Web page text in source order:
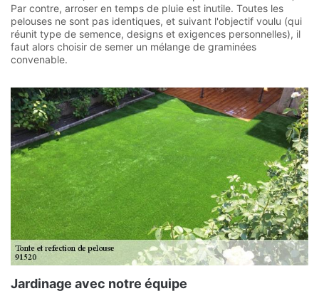
Par contre, arroser en temps de pluie est inutile. Toutes les
pelouses ne sont pas identiques, et suivant l'objectif voulu (qui
réunit type de semence, designs et exigences personnelles), il
faut alors choisir de semer un mélange de graminées
convenable.
Jardinage avec notre équipe